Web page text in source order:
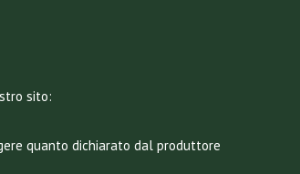
sito:
quanto dichiarato dal produttore